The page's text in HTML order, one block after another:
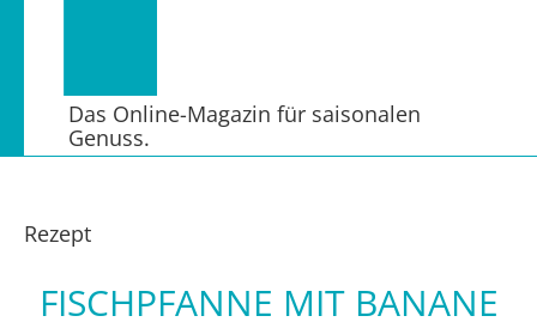
Das Online-Magazin für saisonalen
Genuss.
Rezept
FISCHPFANNE MIT BANANE